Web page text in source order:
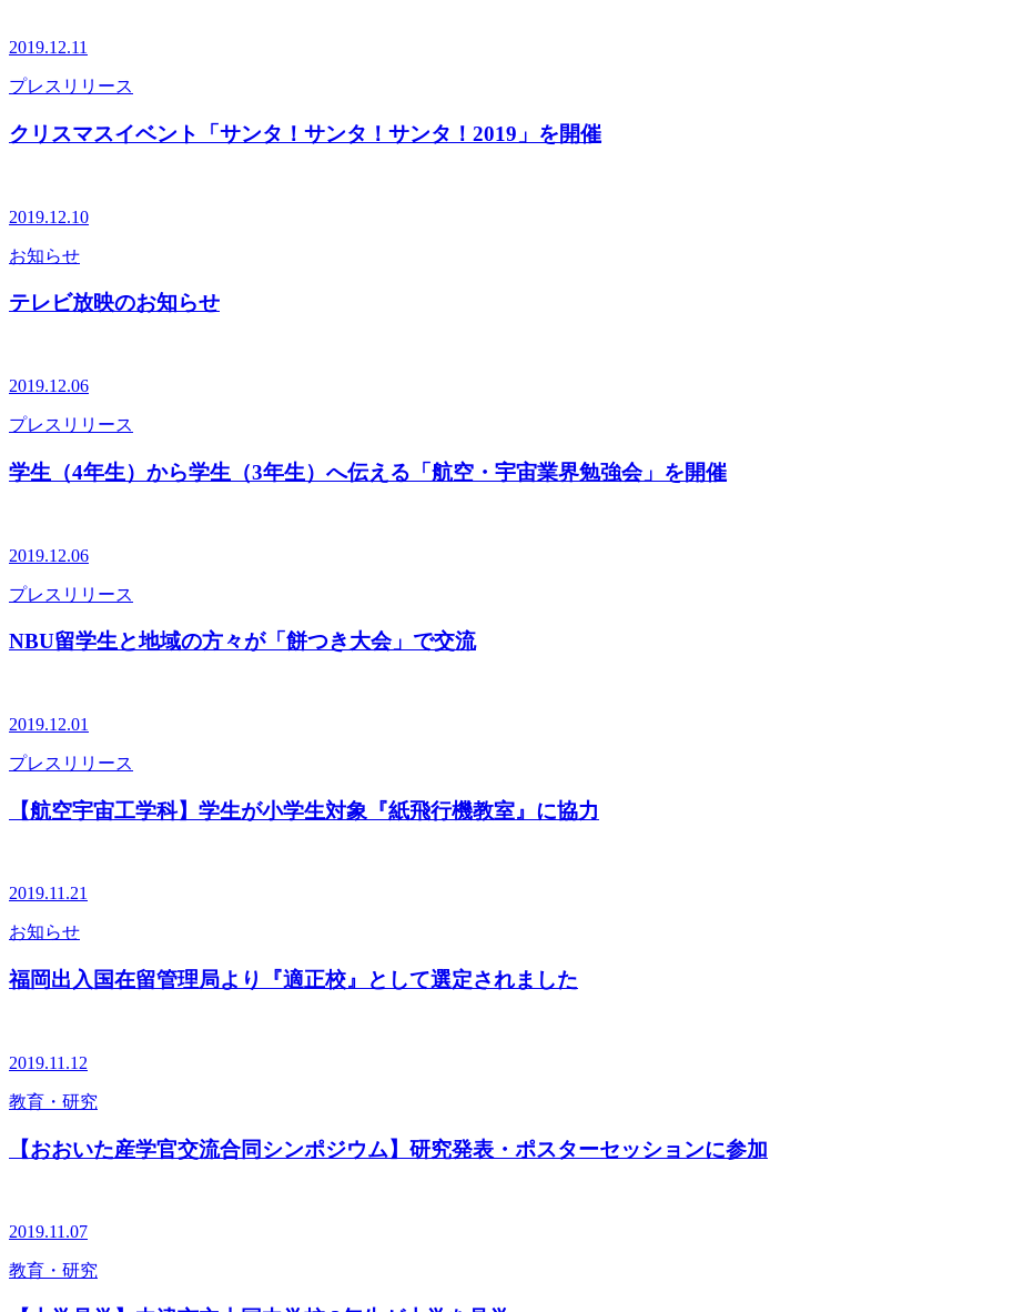
2019.12.11
プレスリリース
クリスマスイベント「サンタ！サンタ！サンタ！2019」を開催
2019.12.10
お知らせ
テレビ放映のお知らせ
2019.12.06
プレスリリース
学生（4年生）から学生（3年生）へ伝える「航空・宇宙業界勉強会」を開催
2019.12.06
プレスリリース
NBU留学生と地域の方々が「餅つき大会」で交流
2019.12.01
プレスリリース
【航空宇宙工学科】学生が小学生対象『紙飛行機教室』に協力
2019.11.21
お知らせ
福岡出入国在留管理局より『適正校』として選定されました
2019.11.12
教育・研究
【おおいた産学官交流合同シンポジウム】研究発表・ポスターセッションに参加
2019.11.07
教育・研究